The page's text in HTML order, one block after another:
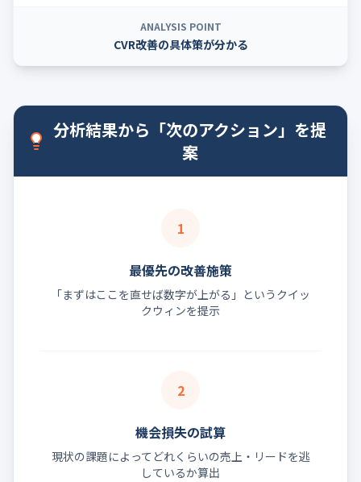
ANALYSIS POINT
CVR改善の具体策が分かる
分析結果から「次のアクション」を提
案
1
最優先の改善施策
「まずはここを直せば数字が上がる」というクイッ
クウィンを提示
2
機会損失の試算
現状の課題によってどれくらいの売上・リードを逃
しているか算出